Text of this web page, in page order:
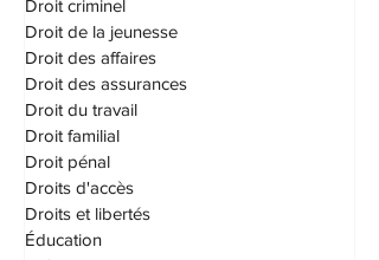
Droit civil
Droit criminel
Droit de la jeunesse
Droit des affaires
Droit des assurances
Droit du travail
Droit familial
Droit pénal
Droits d'accès
Droits et libertés